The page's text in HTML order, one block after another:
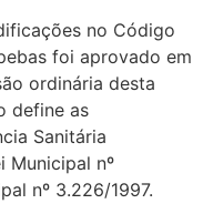
no Código
foi aprovado em
ordinária desta
define as
Sanitária
Municipal nº
nº 3.226/1997.